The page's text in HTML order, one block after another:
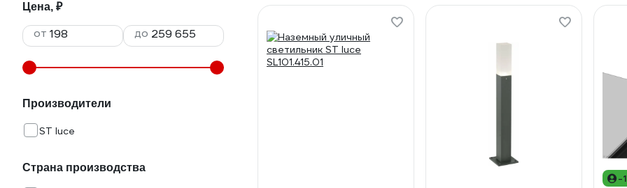
Цена, ₽
от до
Производители
ST luce
Страна производства
-